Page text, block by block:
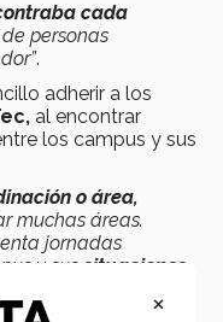
cada
personas
.
adherir a los
al encontrar
los campus y sus
o área,
muchas áreas.
jornadas
y sus situaciones
×